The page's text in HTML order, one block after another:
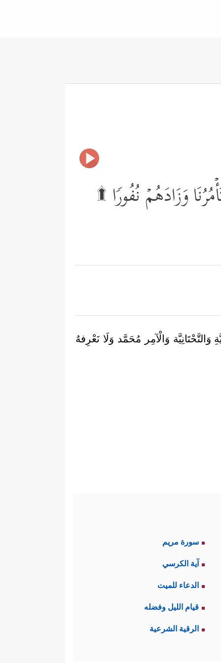
وَزَادَهُمۡ نُفُورࣰا ۩
وَالتَّحْتَانِيَّة وَالْآمِر مُحَمَّد وَلَا نَعْرِفهُ
سورة مريم
آية الكرسي
الدعاء للميت
قيام الليل وفضله
الرقية الشرعية